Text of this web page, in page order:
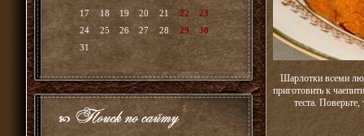
17
18 19 20 21 22
23
24
25 26 27 28 29
30
31
Шарлотки всеми
приготовить к
теста.